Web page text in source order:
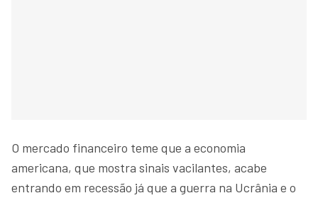
O mercado financeiro teme que a economia
americana, que mostra sinais vacilantes, acabe
entrando em recessão já que a guerra na Ucrânia e o